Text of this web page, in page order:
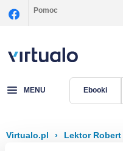
Pomoc
MENU Ebooki
Virtualo.pl › Lektor